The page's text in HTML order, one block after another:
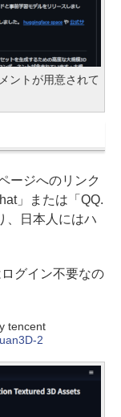
ントが用意されて
ージへのリンク
」または「QQ.
、日本人にはハ
グイン不要なの
tencent
2